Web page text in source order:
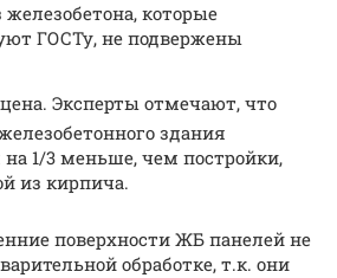
которые
ГОСТу, не подвержены
Эксперты отмечают, что
здания
на 1/3 меньше, чем постройки,
из кирпича.
поверхности ЖБ панелей не
обработке, т.к. они